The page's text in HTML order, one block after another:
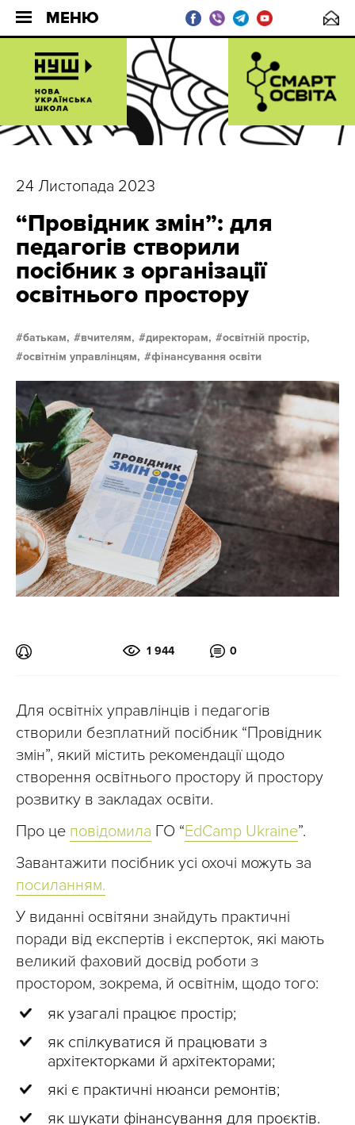
МЕНЮ
24 Листопада 2023
“Провідник змін”: для
педагогів створили
посібник з організації
освітнього простору
батькам, вчителям, директорам,
освітній простір,
освітнім управлінцям,
фінансування освіти
1 944 0
Для освітніх управлінців і педагогів
створили безплатний посібник “Провідник
змін”, який містить рекомендації щодо
створення освітнього простору й простору
розвитку в закладах освіти.
Про це повідомила ГО “EdCamp Ukraine”.
Завантажити посібник усі охочі можуть за
посиланням.
У виданні освітяни знайдуть практичні
поради від експертів і експерток, які мають
великий фаховий досвід роботи з
простором, зокрема, й освітнім, щодо того:
як узагалі працює простір;
як спілкуватися й працювати з
архітекторками й архітекторами;
які є практичні нюанси ремонтів;
як шукати фінансування для проєктів.